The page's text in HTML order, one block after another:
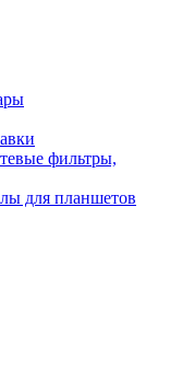
фильтры,
для планшетов